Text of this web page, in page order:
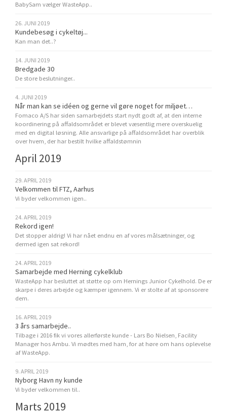
BabySam vælger WasteApp..
26. JUNI 2019
Kundebesøg i cykeltøj...
Kan man det..?
14. JUNI 2019
Bredgade 30
De store beslutninger..
4. JUNI 2019
Når man kan se idéen og gerne vil gøre noget for miljøet…
Fomaco A/S har siden samarbejdets start nydt godt af, at den interne
koordinering på affaldsområdet er blevet væsentlig mere overskuelig
med en digital løsning. Alle ansvarlige på affaldsområdet har overblik
over hvem, der har bestilt hvilke affaldstømnin
April 2019
29. APRIL 2019
Velkommen til FTZ, Aarhus
Vi byder velkommen igen..
24. APRIL 2019
Rekord igen!
Det stopper aldrig! Vi har nået endnu en af vores målsætninger, og
dermed igen sat rekord!
24. APRIL 2019
Samarbejde med Herning cykelklub
WasteApp har besluttet at støtte op om Hernings Junior Cykelhold. De er
skarpe i deres arbejde og kæmper igennem. Vi er stolte af at sponsorere
dem.
16. APRIL 2019
3 års samarbejde..
Tilbage i 2016 fik vi vores allerførste kunde - Lars Bo Nielsen, Facility
Manager hos Ambu. Vi mødtes med ham, for at høre om hans oplevelse
af WasteApp.
9. APRIL 2019
Nyborg Havn ny kunde
Vi byder velkommen til..
Marts 2019